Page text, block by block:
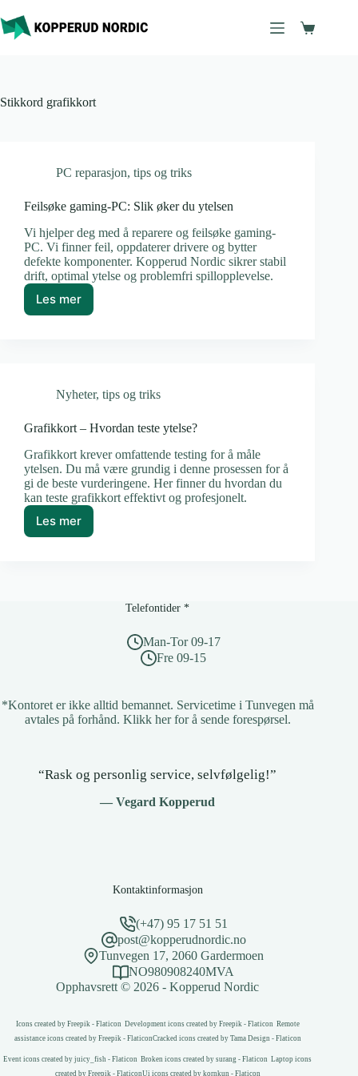
til
innholdet
Stikkord grafikkort
PC reparasjon, tips og triks
Feilsøke gaming-PC: Slik øker du ytelsen
Vi hjelper deg med å reparere og feilsøke gaming-
PC. Vi finner feil, oppdaterer drivere og bytter
defekte komponenter. Kopperud Nordic sikrer stabil
drift, optimal ytelse og problemfri spillopplevelse.
Les mer
Feilsøke
ytelsen
Nyheter, tips og triks
Grafikkort – Hvordan teste ytelse?
Grafikkort krever omfattende testing for å måle
ytelsen. Du må være grundig i denne prosessen for å
gi de beste vurderingene. Her finner du hvordan du
kan teste grafikkort effektivt og profesjonelt.
Les merGrafikkort
–
Telefontider *
Man-Tor 09-17
Fre 09-15
*Kontoret er ikke alltid bemannet. Servicetime i Tunvegen må
avtales på forhånd. Klikk her for å sende forespørsel.
“Rask og personlig service, selvfølgelig!”
— Vegard Kopperud
Kontaktinformasjon
(+47) 95 17 51 51
post@kopperudnordic.no
Tunvegen 17, 2060 Gardermoen
NO980908240MVA
Opphavsrett © 2026 - Kopperud Nordic
Icons created by Freepik - Flaticon Development icons created by Freepik - Flaticon Remote
assistance icons created by Freepik - FlaticonCracked icons created by Tama Design - Flaticon
Event icons created by juicy_fish - Flaticon Broken icons created by surang - Flaticon Laptop icons
created by Freepik - FlaticonUi icons created by kornkun - Flaticon